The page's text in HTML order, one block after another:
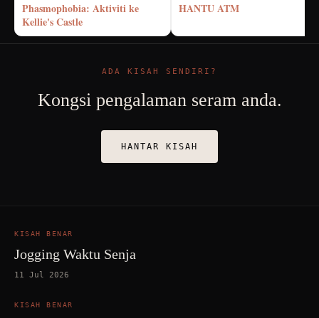
Phasmophobia: Aktiviti ke
Kellie's Castle
HANTU ATM
ADA KISAH SENDIRI?
Kongsi pengalaman seram anda.
HANTAR KISAH
KISAH BENAR
Jogging Waktu Senja
11 Jul 2026
KISAH BENAR